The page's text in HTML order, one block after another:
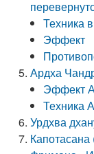
Техника
Эффект
Ардха
Эффект
Техника
Урдхва
Капотасана